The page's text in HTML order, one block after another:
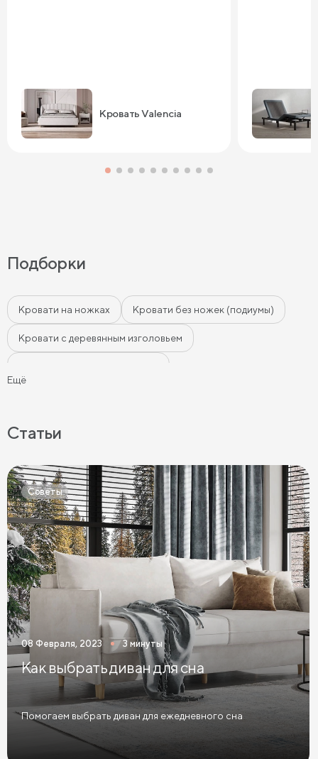
Кровать Valencia
Подборки
Кровати на ножках Кровати без ножек (подиумы)
Кровати с деревянным изголовьем
Кровати 120 х 200 с ящиками
Кровати 140 х 200 с ящиками
Кровати 160 х 200 с ящиками
Кровати 180 х 200 с ящиками
Кровати 200 х 200 с ящиками Кровати мятного цвета
Кровати тёмного цвета Кровати горчичного цвета
Кровати бирюзового цвета
Кровати в современном стиле Кровати в стиле лофт
Кровати в скандинавском стиле
Кровати в классическом стиле Кровати без изголовья
Ещё
Статьи
Советы
08 Февраля, 2023 3 минуты
Как выбрать диван для сна
Помогаем выбрать диван для ежедневного сна